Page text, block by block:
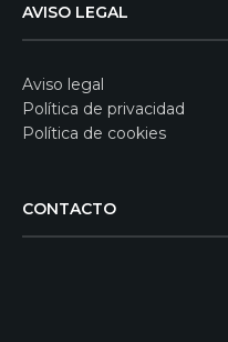
AVISO LEGAL
Aviso legal
Política de privacidad
Política de cookies
CONTACTO